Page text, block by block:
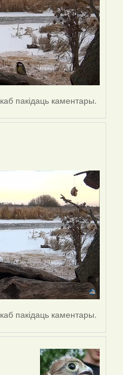
каб пакідаць каментары.
каб пакідаць каментары.